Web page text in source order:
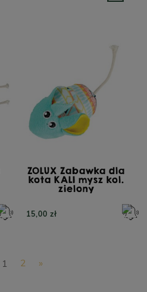
ZOLUX Zabawka dla
kota KALI mysz kol.
zielony
15,00 zł
1 2 »